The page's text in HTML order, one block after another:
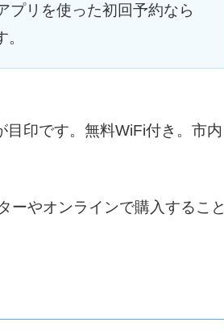
プリを使った初回予約なら
印です。無料WiFi付き。市内
ーやオンラインで購入すること